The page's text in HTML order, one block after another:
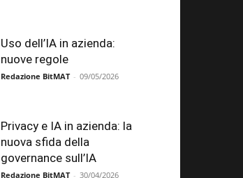
Uso dell’IA in azienda:
nuove regole
Redazione BitMAT - 09/05/2026
Privacy e IA in azienda: la
nuova sfida della
governance sull’IA
Redazione BitMAT - 30/04/2026